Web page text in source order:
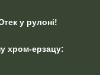
у рулоні!
хром-ерзацу: